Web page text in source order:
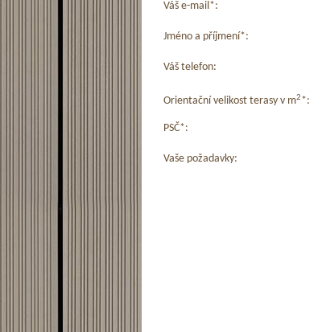
Váš e-mail*:
Jméno a příjmení*:
Váš telefon:
Orientační velikost terasy v m2*:
PSČ*:
Vaše požadavky: